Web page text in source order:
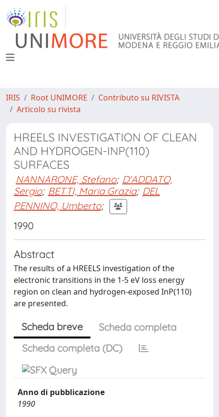
IRIS Root UNIMORE
Contributo su RIVISTA
Articolo su rivista
HREELS INVESTIGATION OF CLEAN
AND HYDROGEN-INP(110)
SURFACES
NANNARONE, Stefano; D'ADDATO,
Sergio; BETTI, Maria Grazia; DEL
PENNINO, Umberto;
1990
Abstract
The results of a HREELS investigation of the
electronic transitions in the 1-5 eV loss energy
region on clean and hydrogen-exposed InP(110)
are presented.
Scheda breve
Scheda completa
Scheda completa (DC)
Anno di pubblicazione
1990